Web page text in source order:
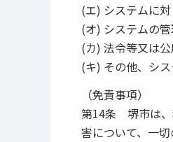
(エ) システムに
(オ) システムの
(カ) 法令等又は
(キ) その他、シ
（免責事項）
第14条 堺市は、
害について、一